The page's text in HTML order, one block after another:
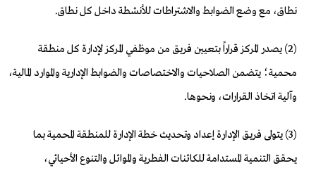
نطاق، مع وضع الضوابط والاشتراطات للأنشطة داخل كل نطاق.
(2) يصدر المركز قراراً بتعيين فريق من موظفي المركز لإدارة كل منطقة
محمية؛ يتضمن الصلاحيات والاختصاصات والضوابط الإدارية والموارد المالية،
وآلية اتخاذ القرارات، ونحوها.
(3) يتولى فريق الإدارة إعداد وتحديث خطة الإدارة للمنطقة المحمية بما
يحقق التنمية المستدامة للكائنات الفطرية والموائل والتنوع الأحيائي،